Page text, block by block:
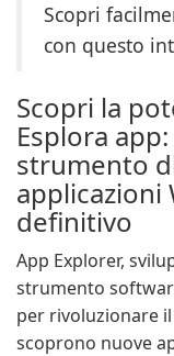
Scopri
con questo
Scopri la
Esplora
strumento
applicazioni
definitivo
App Explorer,
strumento
per rivoluzionare
scoprono nuove